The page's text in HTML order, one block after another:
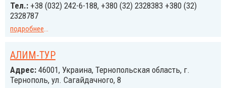
Тел.: +38 (032) 242-6-188, +380 (32) 2328383 +380 (32)
2328787
подробнее...
АЛИМ-ТУР
Адрес: 46001, Украина, Тернопольская область, г.
Тернополь, ул. Cагайдачного, 8